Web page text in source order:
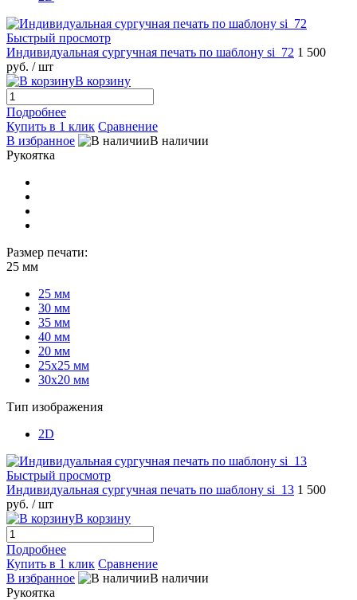
Быстрый просмотр
Индивидуальная сургучная печать по шаблону si_72 1 500
руб. / шт
В корзину
Подробнее
Купить в 1 клик Сравнение
В избранное
В наличии
Рукоятка
Размер печати:
25 мм
25 мм
30 мм
35 мм
40 мм
20 мм
25х25 мм
30х20 мм
Тип изображения
2D
Быстрый просмотр
Индивидуальная сургучная печать по шаблону si_13 1 500
руб. / шт
В корзину
Подробнее
Купить в 1 клик Сравнение
В избранное
В наличии
Рукоятка